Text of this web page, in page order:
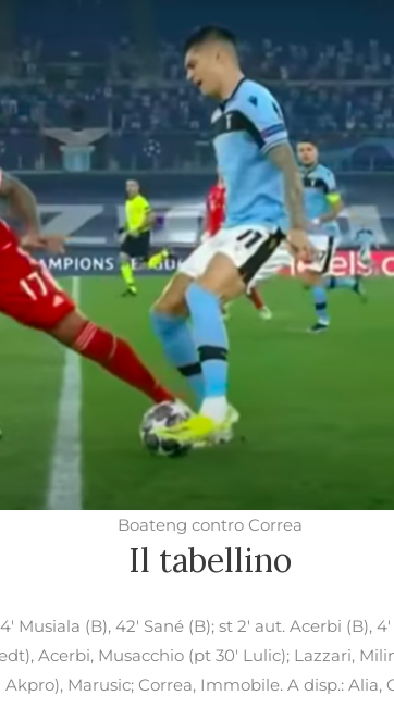
Boateng contro Correa
Il tabellino
Musiala (B), 42′ Sané (B); st 2′ aut. Acerbi (B),
Acerbi, Musacchio (pt 30′ Lulic); Lazzari,
Marusic; Correa, Immobile. A disp.: Alia,